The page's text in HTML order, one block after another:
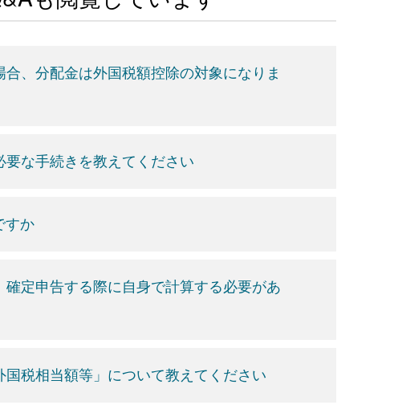
、分配金は外国税額控除の対象になりま
な手続きを教えてください
すか
定申告する際に自身で計算する必要があ
税相当額等」について教えてください